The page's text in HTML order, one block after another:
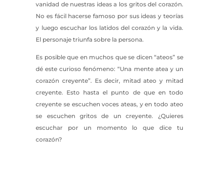
vanidad de nuestras ideas a los gritos del corazón.
No es fácil hacerse famoso por sus ideas y teorías
y luego escuchar los latidos del corazón y la vida.
El personaje triunfa sobre la persona.
Es posible que en muchos que se dicen “ateos” se
dé este curioso fenómeno: “Una mente atea y un
corazón creyente”. Es decir, mitad ateo y mitad
creyente. Esto hasta el punto de que en todo
creyente se escuchen voces ateas, y en todo ateo
se escuchen gritos de un creyente. ¿Quieres
escuchar por un momento lo que dice tu
corazón?